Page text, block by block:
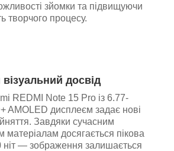
зйомки та підвищуючи
творчого процесу.
досвід
REDMI Note 15 Pro із 6.77-
AMOLED дисплеєм задає нові
Завдяки сучасним
матеріалам досягається пікова
ніт — зображення залишається